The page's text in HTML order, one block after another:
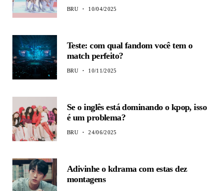
BRU 10/04/2025
Teste: com qual fandom você tem o
match perfeito?
BRU 10/11/2025
Se o inglês está dominando o kpop, isso
é um problema?
BRU 24/06/2025
Adivinhe o kdrama com estas dez
montagens